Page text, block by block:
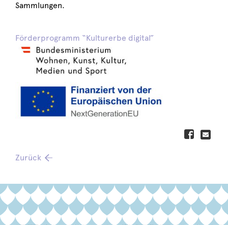
Sammlungen.
Förderprogramm “Kulturerbe digital”
Zurück